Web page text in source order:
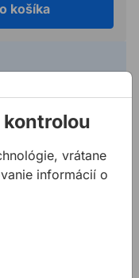
košíka
kontrolou
vrátane
informácií o